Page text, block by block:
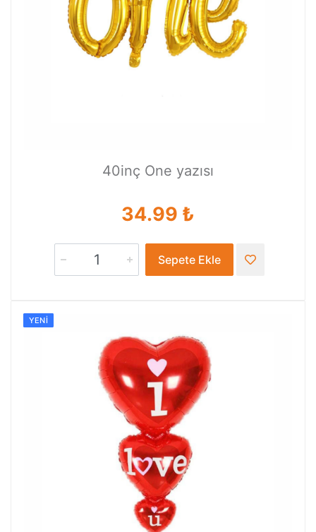
40inç One yazısı
34.99 ₺
Sepete Ekle
YENI